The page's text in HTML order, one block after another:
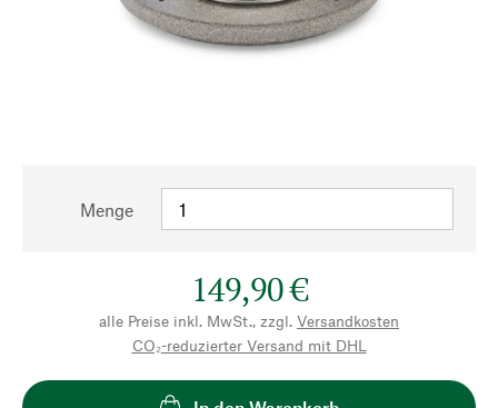
Menge
149,90 €
alle Preise inkl. MwSt., zzgl. Versandkosten
CO₂-reduzierter Versand mit DHL